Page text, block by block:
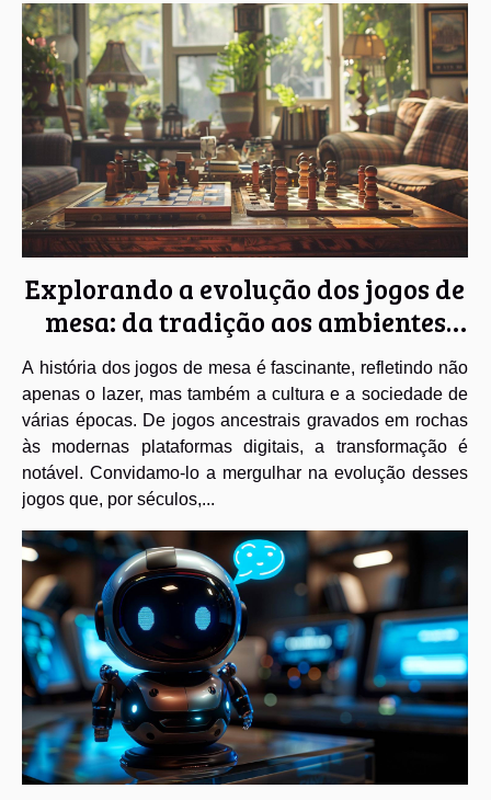
Explorando a evolução dos jogos de
mesa: da tradição aos ambientes
virtuais
A história dos jogos de mesa é fascinante, refletindo não
apenas o lazer, mas também a cultura e a sociedade de
várias épocas. De jogos ancestrais gravados em rochas
às modernas plataformas digitais, a transformação é
notável. Convidamo-lo a mergulhar na evolução desses
jogos que, por séculos,...